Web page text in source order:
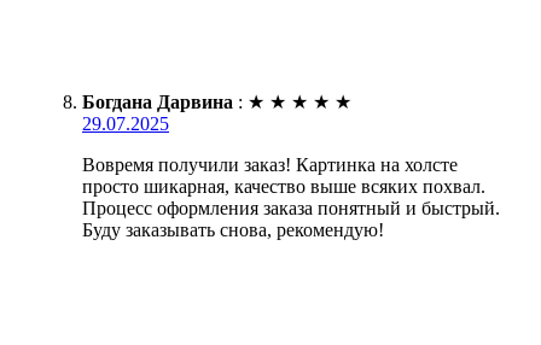
Богдана Дарвина : ★ ★ ★ ★ ★
29.07.2025
Вовремя получили заказ! Картинка на холсте
просто шикарная, качество выше всяких похвал.
Процесс оформления заказа понятный и быстрый.
Буду заказывать снова, рекомендую!